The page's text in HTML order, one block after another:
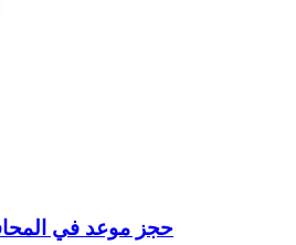
حجز موعد في